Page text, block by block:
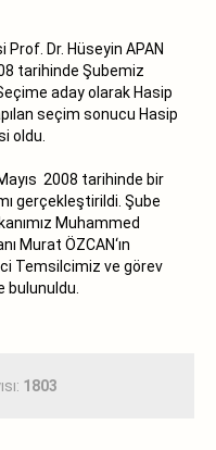
Dr. Hüseyin APAN
tarihinde Şubemiz
aday olarak Hasip
seçim sonucu Hasip
oldu.
2008 tarihinde bir
gerçekleştirildi. Şube
Muhammed
Murat ÖZCAN‘ın
Temsilcimiz ve görev
bulunuldu.
1803